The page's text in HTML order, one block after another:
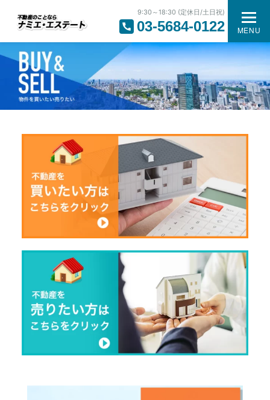
MENU
9:30～18:30 (定休日/土日祝)
03-5684-0122